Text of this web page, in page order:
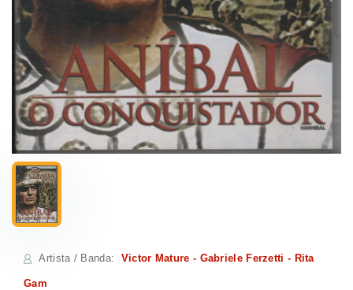
Artista / Banda: Victor Mature - Gabriele Ferzetti - Rita
Gam